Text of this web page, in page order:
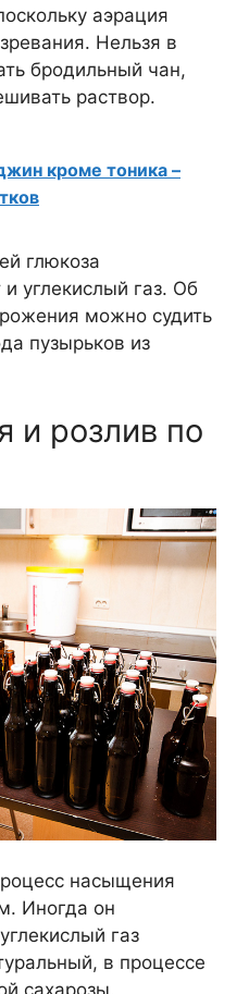
аэрация
Нельзя в
бродильный чан,
раствор.
кроме тоника –
глюкоза
углекислый газ. Об
можно судить
пузырьков из
и розлив по
насыщения
Иногда он
газ
в процессе